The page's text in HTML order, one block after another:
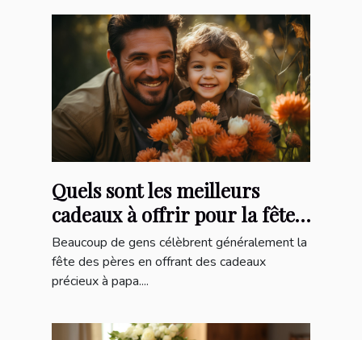
Quels sont les meilleurs
cadeaux à offrir pour la fête
des pères ?
Beaucoup de gens célèbrent généralement la
fête des pères en offrant des cadeaux
précieux à papa....